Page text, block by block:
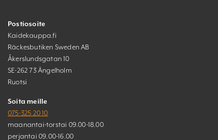
Postiosoite
Kaidekauppa.fi
Räckesbutiken Sweden AB
Åkerslundsgatan 10
SE-262 73 Ängelholm
Ruotsi
Soita meille
075-325 20 10
maanantai-torstai 09.00-18.00
perjantai 09.00-16.00